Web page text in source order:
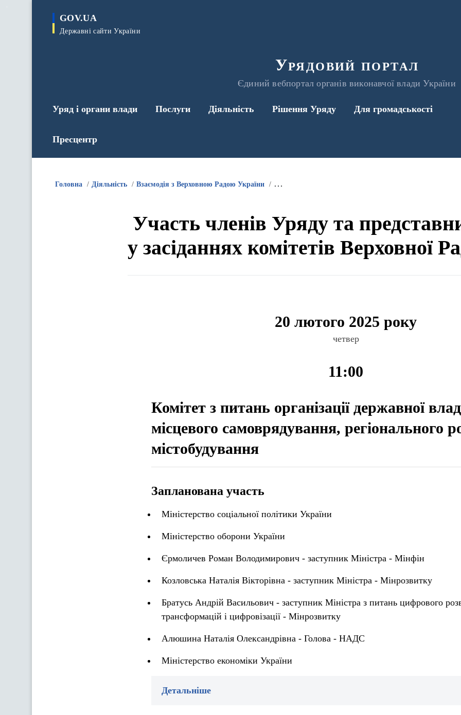
GOV.UA
Державні сайти України
Урядовий портал
Єдиний вебпортал органів виконавчої влади України
Уряд і органи влади Послуги Діяльність Рішення Уряду Для громадськості
Пресцентр
Головна Діяльність Взаємодія з Верховною Радою України Інформація про участь членів Уряду та
Участь членів Уряду та
у засіданнях комітетів Верховної
20 лютого 2025 року
четвер
11:00
Комітет з питань організації державної
місцевого самоврядування, регіонального
містобудування
Запланована участь
Міністерство соціальної політики України
Міністерство оборони України
Єрмоличев Роман Володимирович - заступник Міністра - Мінфін
Козловська Наталія Вікторівна - заступник Міністра - Мінрозвитку
Братусь Андрій Васильович - заступник Міністра з питань цифрового
трансформацій і цифровізації - Мінрозвитку
Алюшина Наталія Олександрівна - Голова - НАДС
Міністерство економіки України
Детальніше